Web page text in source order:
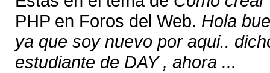
PHP en Foros del Web. Hola
ya que soy nuevo por aqui..
estudiante de DAY , ahora ...